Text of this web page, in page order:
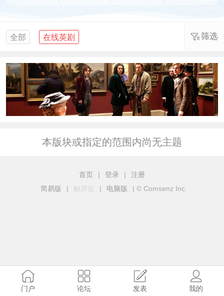
全部 在线英剧 筛选
本版块或指定的范围内尚无主题
首页 | 登录 |
注册
简易版
| 触屏版 | 电脑版 | © Comsenz Inc.
门户 论坛 发表 我的